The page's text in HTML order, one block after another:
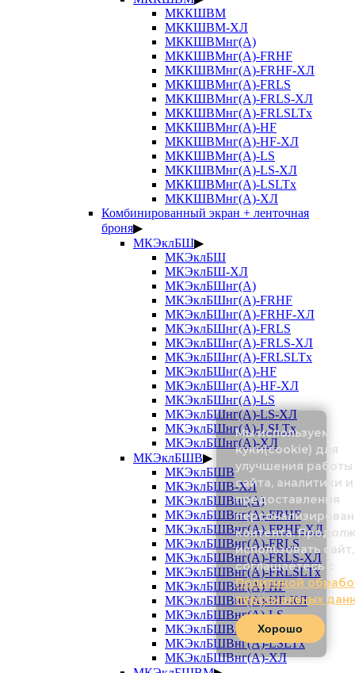
МККШВМ
МККШВМ-ХЛ
МККШВМнг(А)
МККШВМнг(А)-FRHF
МККШВМнг(А)-FRHF-ХЛ
МККШВМнг(А)-FRLS
МККШВМнг(А)-FRLS-ХЛ
МККШВМнг(А)-FRLSLTx
МККШВМнг(А)-HF
МККШВМнг(А)-HF-ХЛ
МККШВМнг(А)-LS
МККШВМнг(А)-LS-ХЛ
МККШВМнг(А)-LSLTx
МККШВМнг(А)-ХЛ
Комбинированный экран + ленточная
броня▶
МКЭклБШ▶
МКЭклБШ
МКЭклБШ-ХЛ
МКЭклБШнг(А)
МКЭклБШнг(А)-FRHF
МКЭклБШнг(А)-FRHF-ХЛ
МКЭклБШнг(А)-FRLS
МКЭклБШнг(А)-FRLS-ХЛ
МКЭклБШнг(А)-FRLSLTx
МКЭклБШнг(А)-HF
МКЭклБШнг(А)-HF-ХЛ
МКЭклБШнг(А)-LS
МКЭклБШнг(А)-LS-ХЛ
МКЭклБШнг(А)-LSLTx
МКЭклБШнг(А)-ХЛ
МКЭклБШВ▶
МКЭклБШВ
МКЭклБШВ-ХЛ
МКЭклБШВнг(А)
МКЭклБШВнг(А)-FRHF
МКЭклБШВнг(А)-FRHF-ХЛ
МКЭклБШВнг(А)-FRLS
МКЭклБШВнг(А)-FRLS-ХЛ
МКЭклБШВнг(А)-FRLSLTx
МКЭклБШВнг(А)-HF
МКЭклБШВнг(А)-HF-ХЛ
МКЭклБШВнг(А)-LS
МКЭклБШВнг(А)-LS-ХЛ
МКЭклБШВнг(А)-LSLTx
МКЭклБШВнг(А)-ХЛ
Мы используем
куки(cookie) для
улучшения работы
сайта, аналитики и
предоставления
контента.
использовать
соглашаетесь с
Политикой
персональных
Хорошо